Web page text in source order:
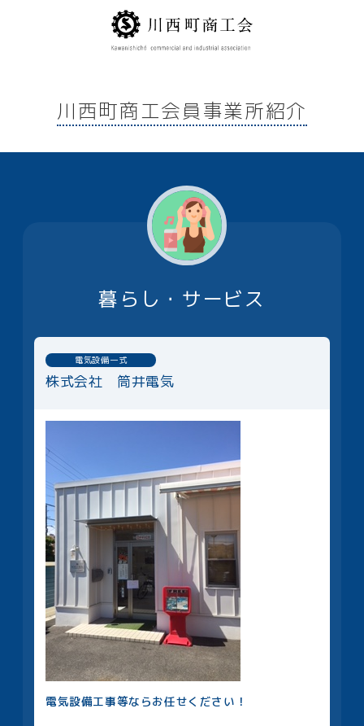
川西町商工会員事業所紹介
暮らし・サービス
株式会社 筒井電気
電気設備一式
電気設備工事等ならお任せください！